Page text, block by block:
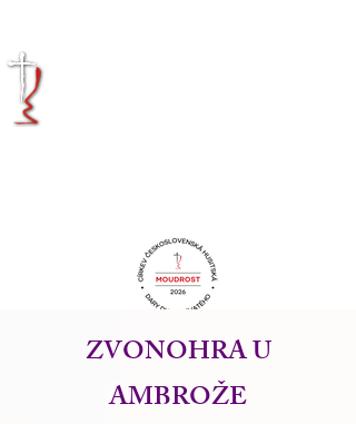
ZVONOHRA U
AMBROŽE